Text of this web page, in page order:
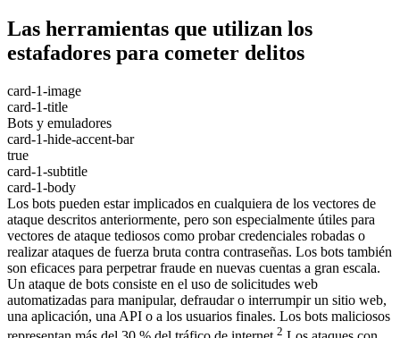
Las herramientas que utilizan los
estafadores para cometer delitos
card-1-image
card-1-title
Bots y emuladores
card-1-hide-accent-bar
true
card-1-subtitle
card-1-body
Los bots pueden estar implicados en cualquiera de los vectores de
ataque descritos anteriormente, pero son especialmente útiles para
vectores de ataque tediosos como probar credenciales robadas o
realizar ataques de fuerza bruta contra contraseñas. Los bots también
son eficaces para perpetrar fraude en nuevas cuentas a gran escala.
Un ataque de bots consiste en el uso de solicitudes web
automatizadas para manipular, defraudar o interrumpir un sitio web,
una aplicación, una API o a los usuarios finales. Los bots maliciosos
2